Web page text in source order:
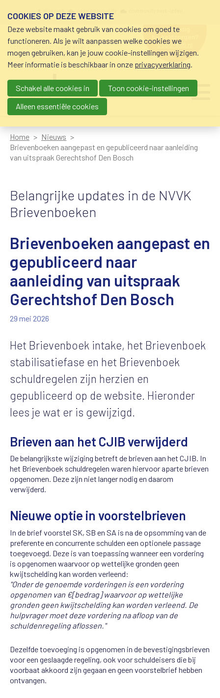
schuldhulp • sociaal krediet •
budgetbeheer • beschermingsbewind
hulp nodig
bij geldzorgen?
0800-8115.nl
Main navigation
Home
Nieuws
Brievenboeken aangepast en gepubliceerd naar aanleiding
van uitspraak Gerechtshof Den Bosch
Belangrijke updates in de NVVK
Brievenboeken
Brievenboeken aangepast en
gepubliceerd naar
aanleiding van uitspraak
Gerechtshof Den Bosch
29 mei 2026
Het Brievenboek intake, het Brievenboek
stabilisatiefase en het Brievenboek
schuldregelen zijn herzien en
gepubliceerd op de website. Hieronder
lees je wat er is gewijzigd.
Brieven aan het CJIB verwijderd
De belangrijkste wijziging betreft de brieven aan het CJIB. In
het Brievenboek schuldregelen waren hiervoor aparte brieven
opgenomen. Deze zijn niet langer nodig en daarom
verwijderd.
Nieuwe optie in voorstelbrieven
In de brief voorstel SK, SB en SA is na de opsomming van de
preferente en concurrente schulden een optionele passage
toegevoegd. Deze is van toepassing wanneer een vordering
is opgenomen waarvoor op wettelijke gronden geen
kwijtschelding kan worden verleend:
"Onder de genoemde vorderingen is een vordering
opgenomen van €[bedrag] waarvoor op wettelijke
gronden geen kwijtschelding kan worden verleend. De
hulpvrager moet deze vordering na afloop van de
schuldenregeling aflossen."
Dezelfde toevoeging is opgenomen in de bevestigingsbrieven
voor een geslaagde regeling, ook voor schuldeisers die bij
voorbaat akkoord zijn gegaan en geen voorstelbrief hebben
ontvangen.
COOKIES OP DEZE WEBSITE
Deze website maakt gebruik van cookies om goed te
functioneren. Als je wilt aanpassen welke cookies we
mogen gebruiken, kan je jouw cookie-instellingen wijzigen.
Meer informatie is beschikbaar in onze privacyverklaring.
Schakel alle cookies in
Toon cookie-instellingen
Alleen essentiële cookies